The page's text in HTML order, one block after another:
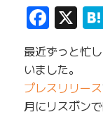
X
最近ずっと忙
いました。
プレスリリース
月にリスボン